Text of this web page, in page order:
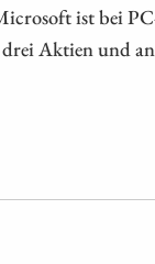
ist bei
Aktien und